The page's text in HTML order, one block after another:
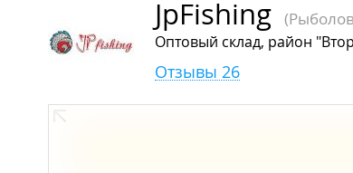
JpFishing
Оптовый склад, район
Отзывы 26